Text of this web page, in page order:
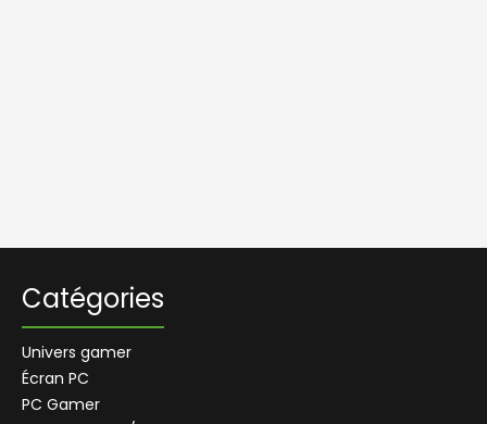
Catégories
Univers gamer
Écran PC
PC Gamer